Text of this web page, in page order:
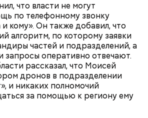
что власти не могут
по телефонному звонку
кому». Он также добавил, что
алгоритм, по которому заявки
частей и подразделений, а
запросы оперативно отвечают.
рассказал, что Моисей
дронов в подразделении
и никаких полномочий
за помощью к региону ему
много сахара, который